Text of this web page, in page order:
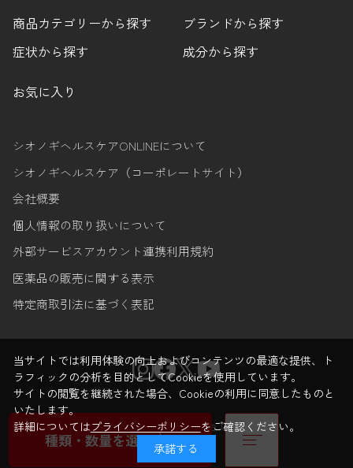
種類・数量を選ぶ
商品カテゴリーから探す
ブランドから探す
症状から探す
成分から探す
お気に入り
シオノギヘルスケアONLINEについて
シオノギヘルスケア（コーポレートサイト）
会社概要
個人情報の取り扱いについて
外部サービスアカウント連携利用規約
医薬品の販売に関する表示
特定商取引法に基づく表記
© Shionogi Healthcare Co.,Ltd.
当サイトでは利用体験の向上およびコンテンツの最適な提供、ト
ラフィックの分析を目的としてCookieを使用しています。
サイトの閲覧を継続された場合、Cookieの利用に同意したものと
いたします。
詳細についてはプライバシーポリシーをご確認ください。
承諾する